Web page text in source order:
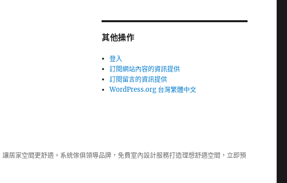
其他操作
登入
訂閱網站內容的資訊提供
訂閱留言的資訊提供
WordPress.org 台灣繁體中文
居家空間更舒適。 系統傢俱領導品牌，免費室內設計服務打造理想舒適空間，立即預